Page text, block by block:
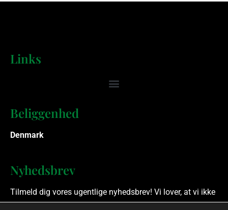
Links
Beliggenhed
Denmark
Nyhedsbrev
Tilmeld dig vores ugentlige nyhedsbrev! Vi lover, at vi ikke
spammer.